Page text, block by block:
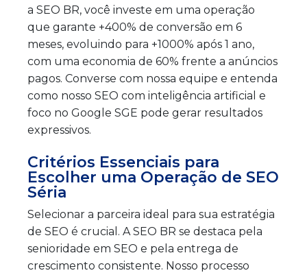
a SEO BR, você investe em uma operação
que garante +400% de conversão em 6
meses, evoluindo para +1000% após 1 ano,
com uma economia de 60% frente a anúncios
pagos. Converse com nossa equipe e entenda
como nosso SEO com inteligência artificial e
foco no Google SGE pode gerar resultados
expressivos.
Critérios Essenciais para
Escolher uma Operação de SEO
Séria
Selecionar a parceira ideal para sua estratégia
de SEO é crucial. A SEO BR se destaca pela
senioridade em SEO e pela entrega de
crescimento consistente. Nosso processo